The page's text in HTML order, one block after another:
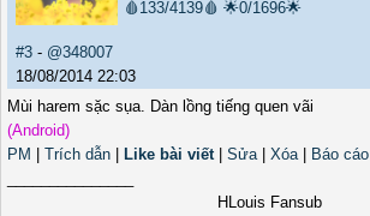
🩸133/4139🩸 🌟0/1696🌟
#3 - @348007
18/08/2014 22:03
Mùi harem sặc sụa. Dàn lồng tiếng quen vãi
(Android)
PM
Trích dẫn Like bài viết| Sửa| Xóa| Báo cáo
HLouis Fansub